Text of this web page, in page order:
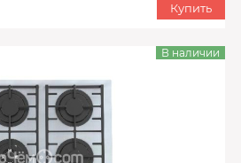
Купить
В наличии